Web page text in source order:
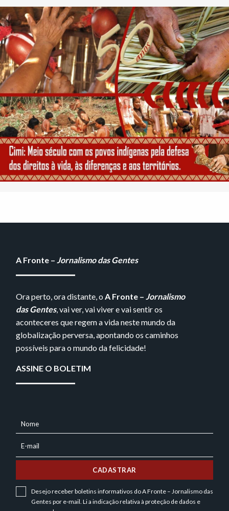
A Fronte – Jornalismo das Gentes
Ora perto, ora distante, o A Fronte – Jornalismo
das Gentes, vai ver, vai viver e vai sentir os
aconteceres que regem a vida neste mundo da
globalização perversa, apontando os caminhos
possíveis para o mundo da felicidade!
ASSINE O BOLETIM
NOME
Nome
MAIL
E-mail
CADASTRAR
Desejo receber boletins informativos do A Fronte – Jornalismo das
Gentes por e-mail. Li a indicação relativa à proteção de dados e